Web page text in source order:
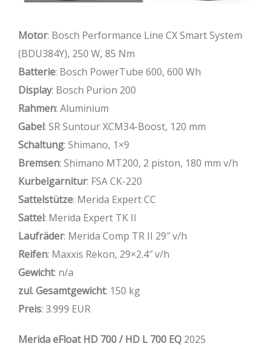
Motor: Bosch Performance Line CX Smart System
(BDU384Y), 250 W, 85 Nm
Batterie: Bosch PowerTube 600, 600 Wh
Display: Bosch Purion 200
Rahmen: Aluminium
Gabel: SR Suntour XCM34-Boost, 120 mm
Schaltung: Shimano, 1×9
Bremsen: Shimano MT200, 2 piston, 180 mm v/h
Kurbelgarnitur: FSA CK-220
Sattelstütze: Merida Expert CC
Sattel: Merida Expert TK II
Laufräder: Merida Comp TR II 29″ v/h
Reifen: Maxxis Rekon, 29×2.4″ v/h
Gewicht: n/a
zul. Gesamtgewicht: 150 kg
Preis: 3.999 EUR
Merida eFloat HD 700 / HD L 700 EQ 2025